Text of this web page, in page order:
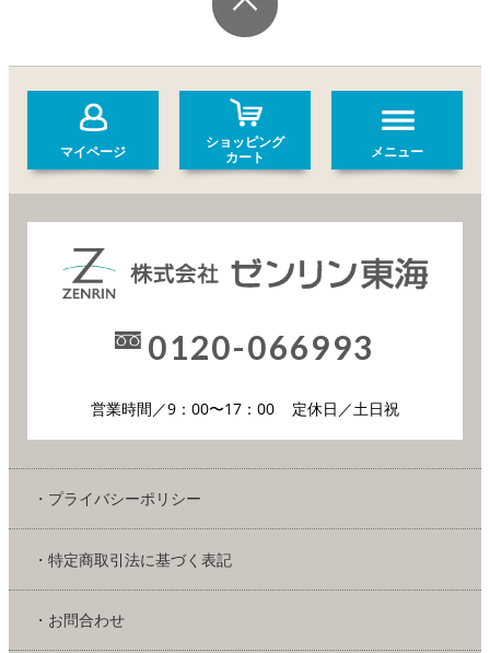
マイページ
ショッピング
カート
メニュー
0120-066993
営業時間／9：00〜17：00 定休日／土日祝
・プライバシーポリシー
・特定商取引法に基づく表記
・お問合わせ